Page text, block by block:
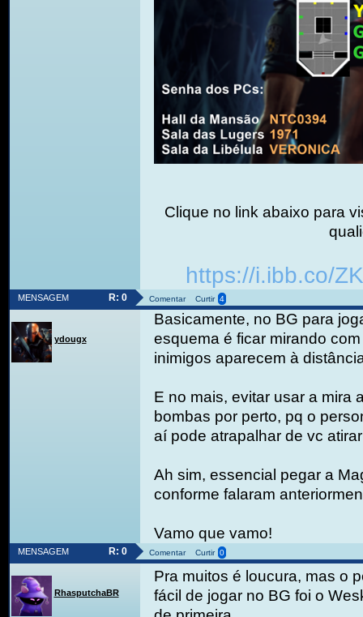
Clique no link abaixo para
https://i.ibb.co/
MENSAGEM R: 0 Comentar Curtir 4
ydougx
Basicamente, no BG para
esquema é ficar mirando
inimigos aparecem à
E no mais, evitar usar a mira
bombas por perto, pq o
aí pode atrapalhar de vc
Ah sim, essencial pegar a
conforme falaram
Vamo que vamo!
MENSAGEM R: 0 Comentar Curtir 0
RhasputchaBR
Pra muitos é loucura, mas o
fácil de jogar no BG foi o